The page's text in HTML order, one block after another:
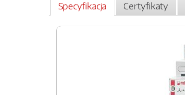
Specyfikacja Certyfikaty